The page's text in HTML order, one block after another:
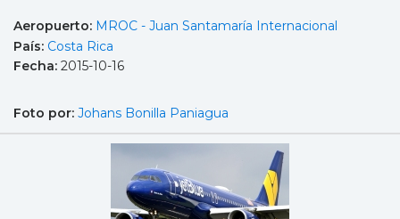
Aeropuerto: MROC - Juan Santamaría Internacional
País: Costa Rica
Fecha: 2015-10-16
Foto por: Johans Bonilla Paniagua